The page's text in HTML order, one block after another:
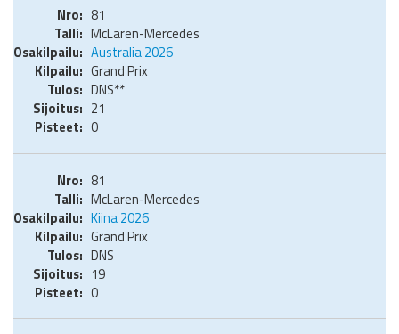
81
McLaren-Mercedes
Australia 2026
Grand Prix
DNS**
21
0
81
McLaren-Mercedes
Kiina 2026
Grand Prix
DNS
19
0